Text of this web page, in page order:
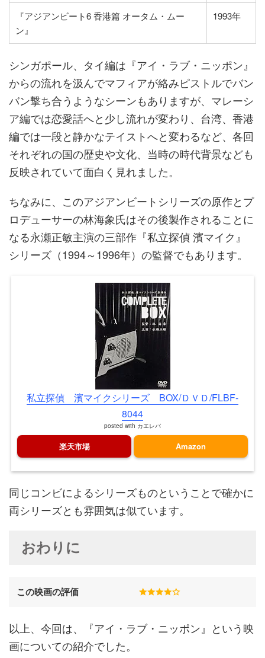
『アジアンビート6 香港篇 オータム・ムー
ン』
1993年
シンガポール、タイ編は『アイ・ラブ・ニッポン』
からの流れを汲んでマフィアが絡みピストルでバン
バン撃ち合うようなシーンもありますが、マレーシ
ア編では恋愛話へと少し流れが変わり、台湾、香港
編では一段と静かなテイストへと変わるなど、各回
それぞれの国の歴史や文化、当時の時代背景なども
反映されていて面白く見れました。
ちなみに、このアジアンビートシリーズの原作とプ
ロデューサーの林海象氏はその後製作されることに
なる永瀬正敏主演の三部作『私立探偵 濱マイク』
シリーズ（1994～1996年）の監督でもあります。
私立探偵 濱マイクシリーズ BOX/ＤＶＤ/FLBF-
8044
posted with カエレバ
楽天市場 Amazon
同じコンビによるシリーズものということで確かに
両シリーズとも雰囲気は似ています。
おわりに
この映画の評価
以上、今回は、『アイ・ラブ・ニッポン』という映
画についての紹介でした。